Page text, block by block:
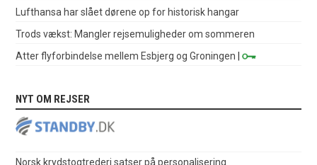
Lufthansa har slået dørene op for historisk hangar
Trods vækst: Mangler rejsemuligheder om sommeren
Atter flyforbindelse mellem Esbjerg og Groningen |
NYT OM REJSER
Norsk krydstogtrederi satser på personalisering